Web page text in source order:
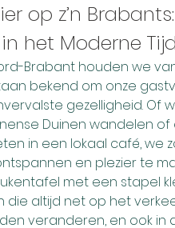
op z’n
het Moderne
Brabant houden we
bekend om onze
gezelligheid. Of
Duinen wandelen of
in een lokaal café, we
en plezier te
met een stapel
die altijd net op het
veranderen, en ook in